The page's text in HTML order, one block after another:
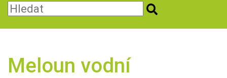
Meloun vodní